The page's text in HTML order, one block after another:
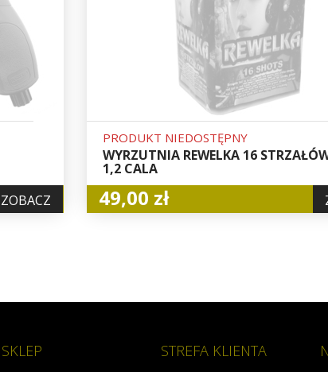
ZOBACZ
PRODUKT NIEDOSTĘPNY
WYRZUTNIA REWELKA 16
1,2 CALA
49,00 zł
SKLEP STREFA KLIENTA